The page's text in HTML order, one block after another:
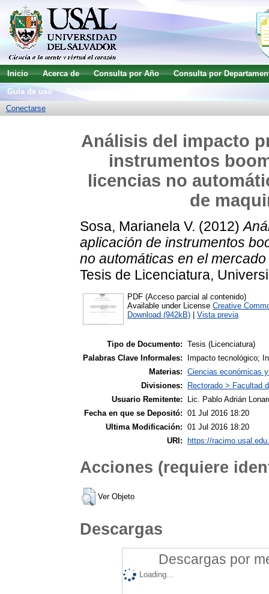
Inicio Acerca de Consulta por Año
Consulta por
Guía de uso
Conectarse
Análisis del impacto
instrumentos
licencias no
de
Sosa, Marianela V. (2012)
aplicación de instrumentos
no automáticas en el
Tesis de Licenciatura,
PDF (Acceso parcial al contenido)
Available under License Creative
Download (942kB)
Vista previa
Tipo de Documento: Tesis (Licenciatura)
Palabras Clave Informales:
Impacto tecnológico;
Materias: Ciencias económicas
Divisiones:
Rectorado > Facultad
Usuario Remitente:
Lic. Pablo Adrián
Fecha en que se Depositó: 01 Jul 2016 18:20
Ultima Modificación: 01 Jul 2016 18:20
URI:
https://
Acciones (requiere
Ver Objeto
Descargas
Descargas por
Loading...